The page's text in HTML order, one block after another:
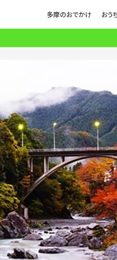
多摩のおでかけ おう